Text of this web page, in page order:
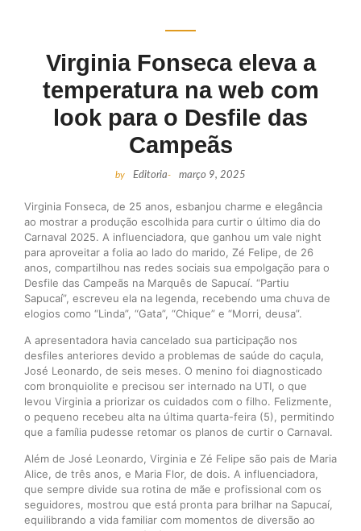
Virginia Fonseca eleva a
temperatura na web com
look para o Desfile das
Campeãs
by Editoria- março 9, 2025
Virginia Fonseca, de 25 anos, esbanjou charme e elegância
ao mostrar a produção escolhida para curtir o último dia do
Carnaval 2025. A influenciadora, que ganhou um vale night
para aproveitar a folia ao lado do marido, Zé Felipe, de 26
anos, compartilhou nas redes sociais sua empolgação para o
Desfile das Campeãs na Marquês de Sapucaí. “Partiu
Sapucaí”, escreveu ela na legenda, recebendo uma chuva de
elogios como “Linda”, “Gata”, “Chique” e “Morri, deusa”.
A apresentadora havia cancelado sua participação nos
desfiles anteriores devido a problemas de saúde do caçula,
José Leonardo, de seis meses. O menino foi diagnosticado
com bronquiolite e precisou ser internado na UTI, o que
levou Virginia a priorizar os cuidados com o filho. Felizmente,
o pequeno recebeu alta na última quarta-feira (5), permitindo
que a família pudesse retomar os planos de curtir o Carnaval.
Além de José Leonardo, Virginia e Zé Felipe são pais de Maria
Alice, de três anos, e Maria Flor, de dois. A influenciadora,
que sempre divide sua rotina de mãe e profissional com os
seguidores, mostrou que está pronta para brilhar na Sapucaí,
equilibrando a vida familiar com momentos de diversão ao